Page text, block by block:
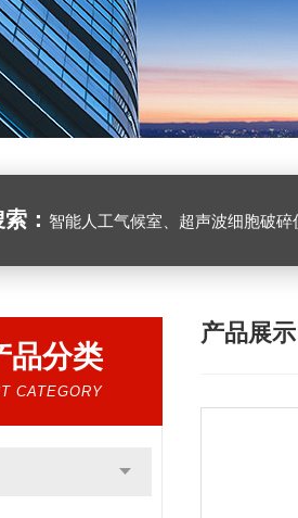
： 智能人工气候室、超声波细胞破
品分类
CATEGORY
产品展示